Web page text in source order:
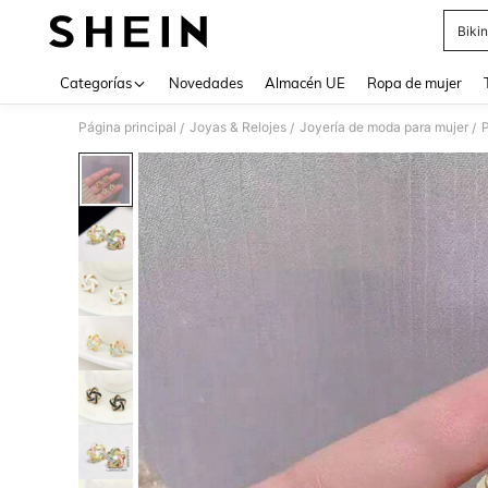
Categorías Novedades Almacén UE Ropa de mujer
Página principal / Joyas & Relojes / Joyería de moda para mujer /